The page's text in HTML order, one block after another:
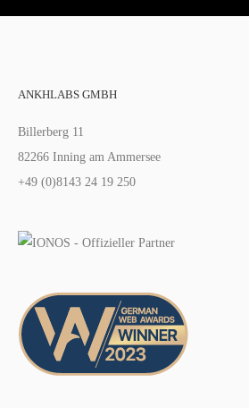
ANKHLABS GMBH
Billerberg 11
82266 Inning am Ammersee
+49 (0)8143 24 19 250